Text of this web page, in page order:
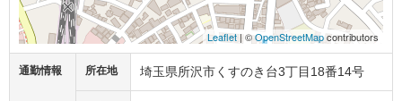
Leaflet| ©OpenStreetMapcontributors
通勤情報 所在地 埼玉県所沢市くすのき台3丁目18番14号